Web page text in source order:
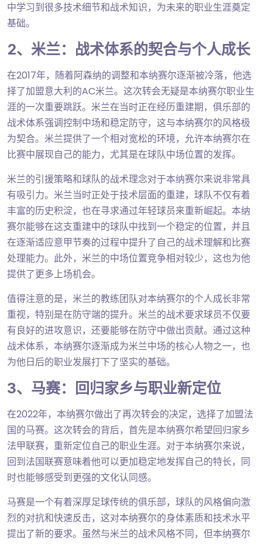
中学习到很多技术细节和战术知识，为未来的职业生涯奠定
基础。
2、米兰：战术体系的契合与个人成长
在2017年，随着阿森纳的调整和本纳赛尔逐渐被冷落，他选
择了加盟意大利的AC米兰。这次转会无疑是本纳赛尔职业生
涯的一次重要跳跃。米兰在当时正在经历重建期，俱乐部的
战术体系强调控制中场和稳定防守，这与本纳赛尔的风格极
为契合。米兰提供了一个相对宽松的环境，允许本纳赛尔在
比赛中展现自己的能力，尤其是在球队中场位置的发挥。
米兰的引援策略和球队的战术理念对于本纳赛尔来说非常具
有吸引力。米兰当时正处于技术层面的重建，球队不仅有着
丰富的历史积淀，也在寻求通过年轻球员来重新崛起。本纳
赛尔能够在这支重建中的球队中找到一个稳定的位置，并且
在逐渐适应意甲节奏的过程中提升了自己的战术理解和比赛
处理能力。此外，米兰的中场位置竞争相对较少，这也为他
提供了更多上场机会。
值得注意的是，米兰的教练团队对本纳赛尔的个人成长非常
重视，特别是在防守端的提升。米兰的战术要求球员不仅要
有良好的进攻意识，还要能够在防守中做出贡献。通过这种
战术体系，本纳赛尔逐渐成为米兰中场的核心人物之一，也
为他日后的职业发展打下了坚实的基础。
3、马赛：回归家乡与职业新定位
在2022年，本纳赛尔做出了再次转会的决定，选择了加盟法
国的马赛。这次转会的背后，首先是本纳赛尔希望回归家乡
法甲联赛，重新定位自己的职业生涯。对于本纳赛尔来说，
回到法国联赛意味着他可以更加稳定地发挥自己的特长，同
时也能够感受到更强的文化认同感。
马赛是一个有着深厚足球传统的俱乐部，球队的风格偏向激
烈的对抗和快速反击，这对本纳赛尔的身体素质和技术水平
提出了新的要求。虽然与米兰的战术风格不同，但本纳赛尔